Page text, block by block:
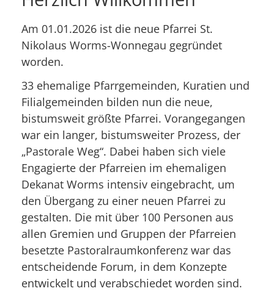
Am 01.01.2026 ist die neue Pfarrei St.
Nikolaus Worms-Wonnegau gegründet
worden.
33 ehemalige Pfarrgemeinden, Kuratien und
Filialgemeinden bilden nun die neue,
bistumsweit größte Pfarrei. Vorangegangen
war ein langer, bistumsweiter Prozess, der
„Pastorale Weg“. Dabei haben sich viele
Engagierte der Pfarreien im ehemaligen
Dekanat Worms intensiv eingebracht, um
den Übergang zu einer neuen Pfarrei zu
gestalten. Die mit über 100 Personen aus
allen Gremien und Gruppen der Pfarreien
besetzte Pastoralraumkonferenz war das
entscheidende Forum, in dem Konzepte
entwickelt und verabschiedet worden sind.